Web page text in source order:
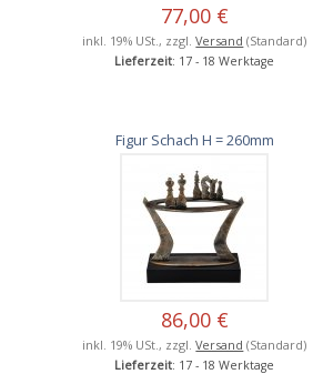
77,00 €
inkl. 19% USt., zzgl.Versand (Standard)
Lieferzeit: 17 - 18 Werktage
Figur Schach H = 260mm
86,00 €
inkl. 19% USt., zzgl.Versand (Standard)
Lieferzeit: 17 - 18 Werktage